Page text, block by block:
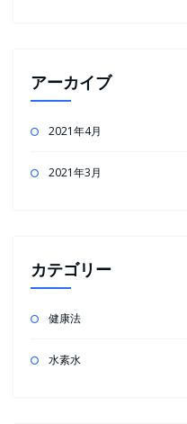
アーカイブ
2021年4月
2021年3月
カテゴリー
健康法
水素水